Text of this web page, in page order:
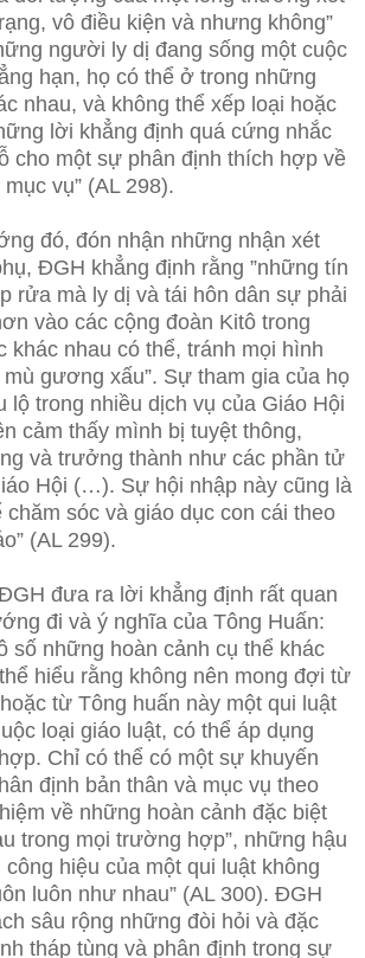
vô điều kiện và nhưng không”
người ly dị đang sống một cuộc
hạn, họ có thể ở trong những
nhau, và không thể xếp loại hoặc
lời khẳng định quá cứng nhắc
cho một sự phân định thích hợp về
vụ” (AL 298).
đó, đón nhận những nhận xét
ĐGH khẳng định rằng ”những tín
rửa mà ly dị và tái hôn dân sự phải
vào các cộng đoàn Kitô trong
khác nhau có thể, tránh mọi hình
gương xấu”. Sự tham gia của họ
lộ trong nhiều dịch vụ của Giáo Hội
cảm thấy mình bị tuyệt thông,
và trưởng thành như các phần tử
Hội (…). Sự hội nhập này cũng là
chăm sóc và giáo dục con cái theo
(AL 299).
đưa ra lời khẳng định rất quan
đi và ý nghĩa của Tông Huấn:
số những hoàn cảnh cụ thể khác
hiểu rằng không nên mong đợi từ
từ Tông huấn này một qui luật
loại giáo luật, có thể áp dụng
Chỉ có thể có một sự khuyến
định bản thân và mục vụ theo
về những hoàn cảnh đặc biệt
trong mọi trường hợp”, những hậu
hiệu của một qui luật không
luôn như nhau” (AL 300). ĐGH
sâu rộng những đòi hỏi và đặc
tháp tùng và phân định trong sự